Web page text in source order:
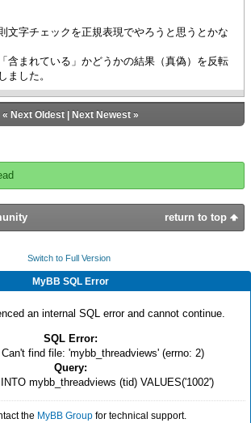
文字チェックを正規表現でやろうと思うとかな
含まれている」かどうかの結果（真偽）を反転
ました。
« Next Oldest| Next Newest»
return to top
Switch to Full Version
MyBB SQL Error
an internal SQL error and cannot continue.
SQL Error:
Can't find file: 'mybb_threadviews' (errno: 2)
Query:
INTO mybb_threadviews (tid) VALUES('1002')
the MyBB Group for technical support.